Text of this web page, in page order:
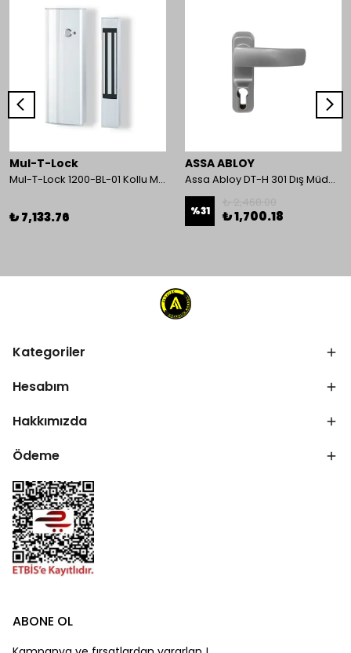
Mul-T-Lock
Mul-T-Lock 1200-BL-01 Kollu Manyetik Kilit 272 kg 600 Lbs
₺ 7,133.76
ASSA ABLOY
Assa Abloy DT-H 301 Dış Müdahale Kolu
%31 ₺ 1,700.18
Kategoriler
Hesabım
Hakkımızda
Ödeme
ABONE OL